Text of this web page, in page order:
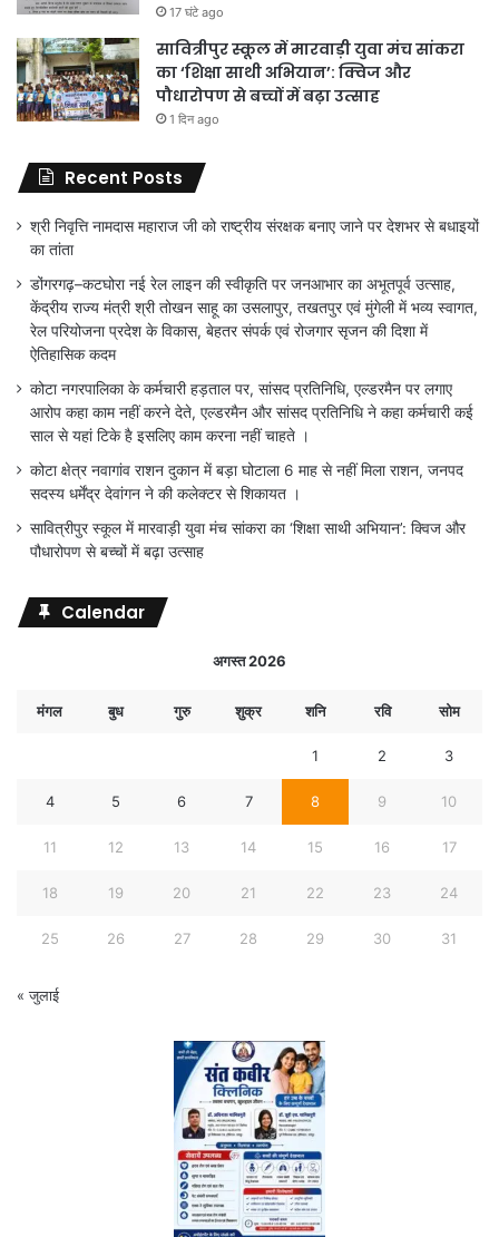
17 घंटे ago
सावित्रीपुर स्कूल में मारवाड़ी युवा मंच सांकरा
का ‘शिक्षा साथी अभियान’: क्विज और
पौधारोपण से बच्चों में बढ़ा उत्साह
1 दिन ago
Recent Posts
श्री निवृत्ति नामदास महाराज जी को राष्ट्रीय संरक्षक बनाए जाने पर देशभर से बधाइयों
का तांता
डोंगरगढ़–कटघोरा नई रेल लाइन की स्वीकृति पर जनआभार का अभूतपूर्व उत्साह,
केंद्रीय राज्य मंत्री श्री तोखन साहू का उसलापुर, तखतपुर एवं मुंगेली में भव्य स्वागत,
रेल परियोजना प्रदेश के विकास, बेहतर संपर्क एवं रोजगार सृजन की दिशा में
ऐतिहासिक कदम
कोटा नगरपालिका के कर्मचारी हड़ताल पर, सांसद प्रतिनिधि, एल्डरमैन पर लगाए
आरोप कहा काम नहीं करने देते, एल्डरमैन और सांसद प्रतिनिधि ने कहा कर्मचारी कई
साल से यहां टिके है इसलिए काम करना नहीं चाहते ।
कोटा क्षेत्र नवागांव राशन दुकान में बड़ा घोटाला 6 माह से नहीं मिला राशन, जनपद
सदस्य धर्मेंद्र देवांगन ने की कलेक्टर से शिकायत ।
सावित्रीपुर स्कूल में मारवाड़ी युवा मंच सांकरा का ‘शिक्षा साथी अभियान’: क्विज और
पौधारोपण से बच्चों में बढ़ा उत्साह
Calendar
अगस्त 2026
मंगल बुध गुरु शुक्र शनि रवि सोम
1 2 3
4 5 6 7 8 9 10
11 12 13 14 15 16 17
18 19 20 21 22 23 24
25 26 27 28 29 30 31
« जुलाई